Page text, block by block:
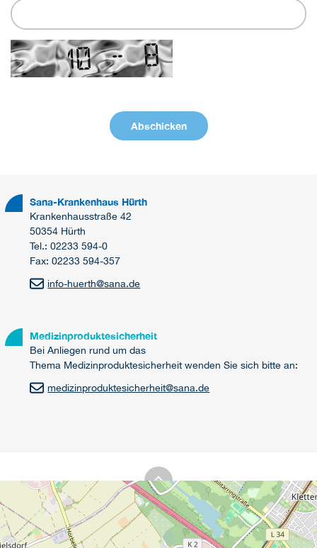
Sana-Krankenhaus Hürth
Krankenhausstraße 42
50354 Hürth
Tel.: 02233 594-0
Fax: 02233 594-357
info-huerth@sana.de
Medizinproduktesicherheit
Bei Anliegen rund um das
Thema Medizinproduktesicherheit wenden Sie sich bitte an:
medizinproduktesicherheit@sana.de